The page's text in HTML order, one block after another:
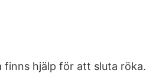
finns hjälp för att sluta röka.